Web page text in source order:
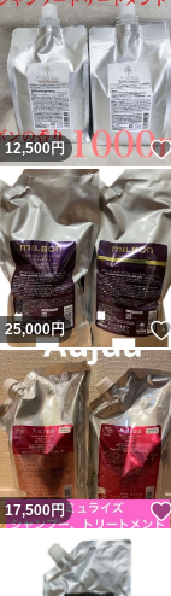
12,500円
25,000円
17,500円